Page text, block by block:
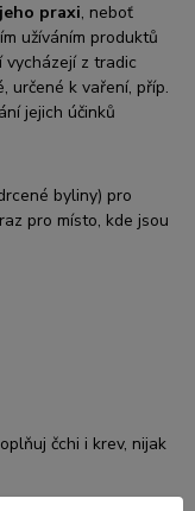
praxi, neboť
užíváním produktů
vycházejí z tradic
určené k vaření, příp.
jejich účinků
byliny) pro
pro místo, kde jsou
čchi i krev, nijak